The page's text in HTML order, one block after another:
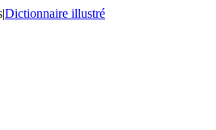
|Dictionnaire illustré